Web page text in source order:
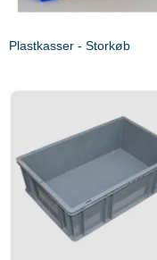
Plastkasser - Storkøb